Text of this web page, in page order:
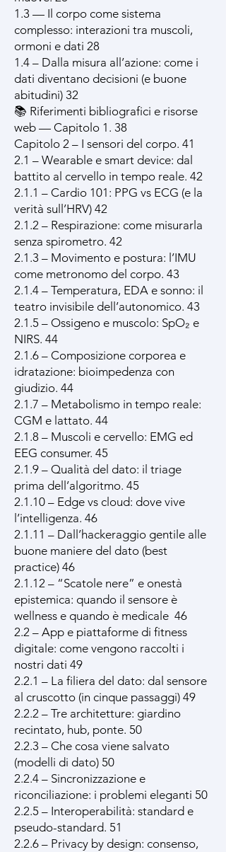
1.3 — Il corpo come sistema
complesso: interazioni tra muscoli,
ormoni e dati 28
1.4 – Dalla misura all’azione: come i
dati diventano decisioni (e buone
abitudini) 32
📚 Riferimenti bibliografici e risorse
web — Capitolo 1. 38
Capitolo 2 – I sensori del corpo. 41
2.1 – Wearable e smart device: dal
battito al cervello in tempo reale. 42
2.1.1 – Cardio 101: PPG vs ECG (e la
verità sull’HRV) 42
2.1.2 – Respirazione: come misurarla
senza spirometro. 42
2.1.3 – Movimento e postura: l’IMU
come metronomo del corpo. 43
2.1.4 – Temperatura, EDA e sonno: il
teatro invisibile dell’autonomico. 43
2.1.5 – Ossigeno e muscolo: SpO₂ e
NIRS. 44
2.1.6 – Composizione corporea e
idratazione: bioimpedenza con
giudizio. 44
2.1.7 – Metabolismo in tempo reale:
CGM e lattato. 44
2.1.8 – Muscoli e cervello: EMG ed
EEG consumer. 45
2.1.9 – Qualità del dato: il triage
prima dell’algoritmo. 45
2.1.10 – Edge vs cloud: dove vive
l’intelligenza. 46
2.1.11 – Dall’hackeraggio gentile alle
buone maniere del dato (best
practice) 46
2.1.12 – “Scatole nere” e onestà
epistemica: quando il sensore è
wellness e quando è medicale 46
2.2 – App e piattaforme di fitness
digitale: come vengono raccolti i
nostri dati 49
2.2.1 – La filiera del dato: dal sensore
al cruscotto (in cinque passaggi) 49
2.2.2 – Tre architetture: giardino
recintato, hub, ponte. 50
2.2.3 – Che cosa viene salvato
(modelli di dato) 50
2.2.4 – Sincronizzazione e
riconciliazione: i problemi eleganti 50
2.2.5 – Interoperabilità: standard e
pseudo-standard. 51
2.2.6 – Privacy by design: consenso,